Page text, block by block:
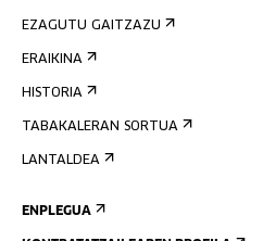
EZAGUTU GAITZAZU
ERAIKINA
HISTORIA
TABAKALERAN SORTUA
LANTALDEA
ENPLEGUA